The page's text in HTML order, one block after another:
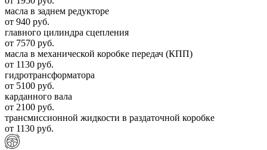
масла в заднем редукторе
от 940 руб.
главного цилиндра сцепления
от 7570 руб.
масла в механической коробке передач (КПП)
от 1130 руб.
гидротрансформатора
от 5100 руб.
карданного вала
от 2100 руб.
трансмиссионной жидкости в раздаточной коробке
от 1130 руб.